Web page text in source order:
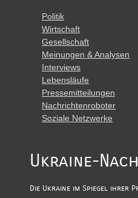
Politik
Wirtschaft
Gesellschaft
Meinungen & Analysen
Interviews
Lebensläufe
Pressemitteilungen
Nachrichtenroboter
Soziale Netzwerke
Ukraine-
Die Ukraine im Spiegel ihrer